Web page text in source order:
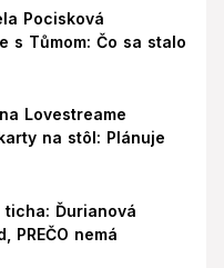
Pocisková
s Tůmom: Čo sa stalo
Lovestreame
na stôl: Plánuje
Ďurianová
PREČO nemá